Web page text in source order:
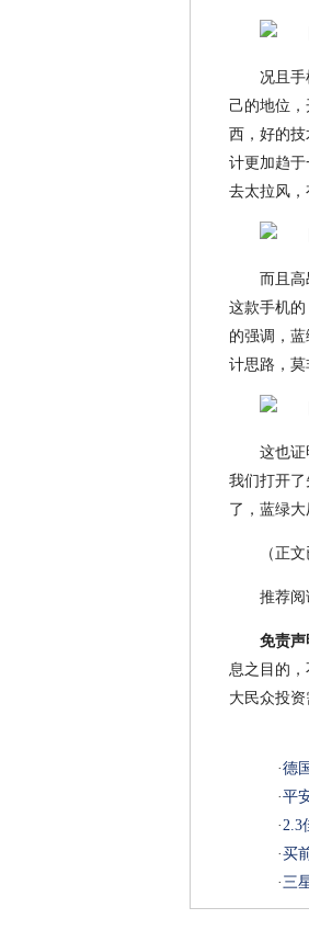
况且手
己的地位，
西，好的
计更加趋
去太拉风，
而且
这款手机
的强调，
计思路，莫
这也证
我们打开
了，蓝绿大
（正
推荐阅
免责声
息之目的
大民众投资
·德
·平
·2.3
·买
·三